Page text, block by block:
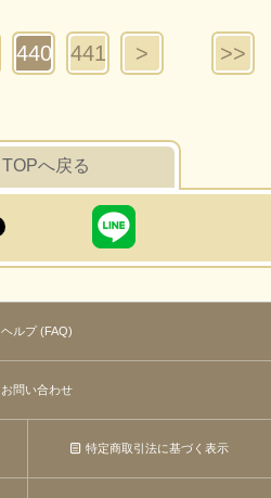
440 441 > >>
TOPへ戻る
ヘルプ (FAQ)
お問い合わせ
特定商取引法に基づく表示